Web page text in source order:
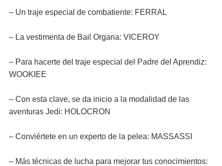
– Un traje especial de combatiente: FERRAL
– La vestimenta de Bail Organa: VICEROY
– Para hacerte del traje especial del Padre del Aprendiz:
WOOKIEE
– Con esta clave, se da inicio a la modalidad de las
aventuras Jedi: HOLOCRON
– Conviértete en un experto de la pelea: MASSASSI
– Más técnicas de lucha para mejorar tus conocimientos: